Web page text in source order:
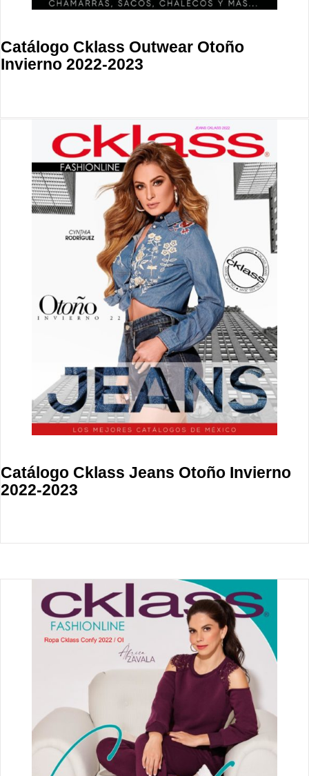
Catálogo Cklass Outwear Otoño
Invierno 2022-2023
Catálogo Cklass Jeans Otoño Invierno
2022-2023